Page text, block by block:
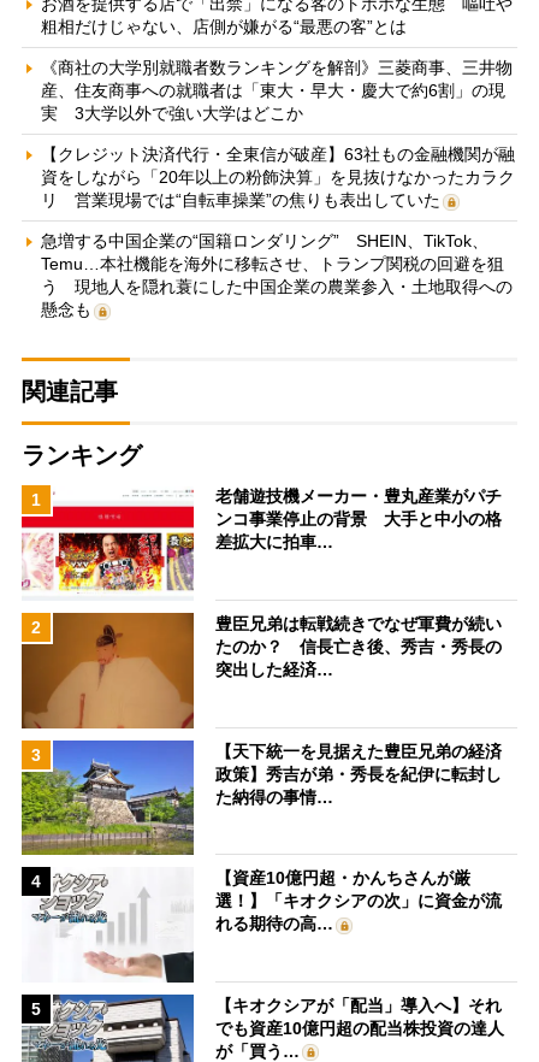
お酒を提供する店で「出禁」になる客のトホホな生態 嘔吐や
粗相だけじゃない、店側が嫌がる“最悪の客”とは
《商社の大学別就職者数ランキングを解剖》三菱商事、三井物
産、住友商事への就職者は「東大・早大・慶大で約6割」の現
実 3大学以外で強い大学はどこか
【クレジット決済代行・全東信が破産】63社もの金融機関が融
資をしながら「20年以上の粉飾決算」を見抜けなかったカラク
リ 営業現場では“自転車操業”の焦りも表出していた
急増する中国企業の“国籍ロンダリング” SHEIN、TikTok、
Temu…本社機能を海外に移転させ、トランプ関税の回避を狙
う 現地人を隠れ蓑にした中国企業の農業参入・土地取得への
懸念も
関連記事
ランキング
1
老舗遊技機メーカー・豊丸産業がパチ
ンコ事業停止の背景 大手と中小の格
差拡大に拍車…
2
豊臣兄弟は転戦続きでなぜ軍費が続い
たのか？ 信長亡き後、秀吉・秀長の
突出した経済…
3
【天下統一を見据えた豊臣兄弟の経済
政策】秀吉が弟・秀長を紀伊に転封し
た納得の事情…
4
【資産10億円超・かんちさんが厳
選！】「キオクシアの次」に資金が流
れる期待の高…
5
【キオクシアが「配当」導入へ】それ
でも資産10億円超の配当株投資の達人
が「買う…